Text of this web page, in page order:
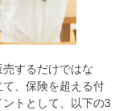
するだけではな
、保険を超える付
トとして、以下の3